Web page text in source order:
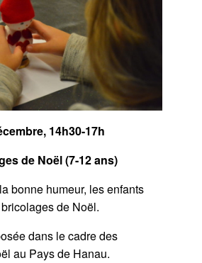
14h30-17h
de Noël (7-12 ans)
bonne humeur, les enfants
de Noël.
dans le cadre des
au Pays de Hanau.